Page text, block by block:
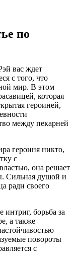
по
вас ждет
с того, что
мир. В этом
которая
героиней,
между пекарней
героиня никто,
с
она решает
Сильная душой и
ради своего
интриг, борьба за
а также
повороты
с